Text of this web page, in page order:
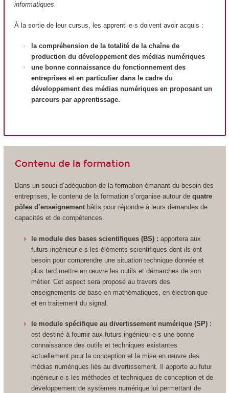
informatiques.
À la sortie de leur cursus, les apprenti·e·s doivent avoir acquis :
la compréhension de la totalité de la chaîne de
production du développement des médias numériques
une bonne connaissance du fonctionnement des
entreprises et en particulier dans le cadre du
développement des médias numériques en proposant un
parcours par apprentissage.
Contenu de la formation
Dans un souci d’adéquation de la formation émanant du besoin des
entreprises, le contenu de la formation s’organise autour de quatre
pôles d’enseignementbâtis pour répondre à leurs demandes de
capacités et de compétences.
le module des bases scientifiques (BS) : apportera aux
futurs ingénieur·e·s les éléments scientifiques dont ils ont
besoin pour comprendre une situation technique donnée et
plus tard mettre en œuvre les outils et démarches de son
métier. Cet aspect sera proposé au travers des
enseignements de base en mathématiques, en électronique
et en traitement du signal.
le module spécifique au divertissement numérique (SP) :
est destiné à fournir aux futurs ingénieur·e·s une bonne
connaissance des outils et techniques existantes
actuellement pour la conception et la mise en œuvre des
médias numériques liés au divertissement. Il apporte au futur
ingénieur·e·s les méthodes et techniques de conception et de
développement de systèmes numérique lui permettant de